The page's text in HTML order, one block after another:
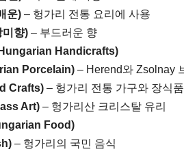
운) – 헝가리 전통 요리에 사용
미향) – 부드러운 향
Handicrafts)
Porcelain) – Herend와 Zsolnay
Crafts) – 헝가리 전통 가구와 장식품
Art) – 헝가리산 크리스탈 유리
Food)
– 헝가리의 국민 음식